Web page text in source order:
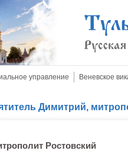
управление Веневское
Димитрий,
Ростовский